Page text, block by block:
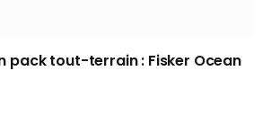
pack tout-terrain : Fisker Ocean